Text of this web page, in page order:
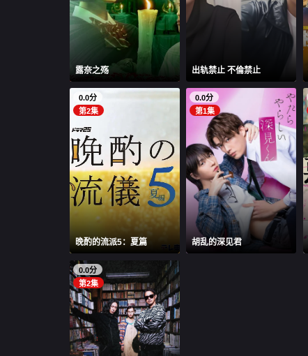
露奈之殇 出轨禁止 不倫禁止
0.0分
第2集
晚酌的流派5：夏篇
0.0分
第1集
胡乱的深见君
0.0分
第2集